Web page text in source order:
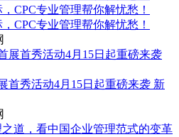
首秀活动4月15日起重磅来袭 新
道，看中国企业管理范式的变革